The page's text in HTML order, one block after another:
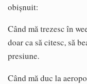
obișnuit:
Când mă trezesc în
doar ca să citesc, să
presiune.
Când mă duc la